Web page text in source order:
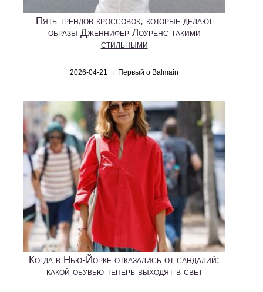
Пять трендов кроссовок, которые делают
образы Дженнифер Лоуренс такими
стильными
2026-04-21 → Первый о Balmain
Когда в Нью-Йорке отказались от сандалий:
какой обувью теперь выходят в свет